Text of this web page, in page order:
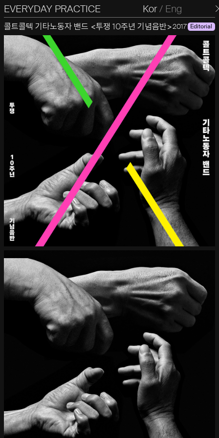
EVERYDAY PRACTICE
일상의실천 Kor/ Eng
콜트콜텍 기타노동자 밴드 <투쟁 10주년 기념음반>2017 Editorial